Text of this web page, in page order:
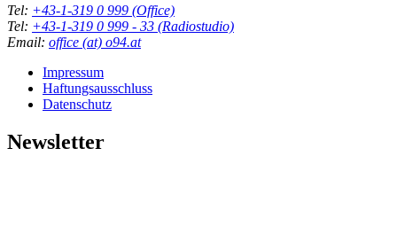
Tel: +43-1-319 0 999 (Office)
Tel: +43-1-319 0 999 - 33 (Radiostudio)
Email: office (at) o94.at
Impressum
Haftungsausschluss
Datenschutz
Newsletter